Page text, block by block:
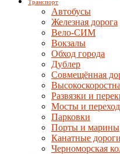
Транспорт
Автобусы
Железная дорога
Вело-СИМ
Вокзалы
Обход города
Дублер
Совмещённая
Развязки и
Мосты и
Парковки
Порты и марины
Канатные дороги
Черноморская